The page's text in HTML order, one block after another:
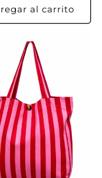
oferta
al carrito